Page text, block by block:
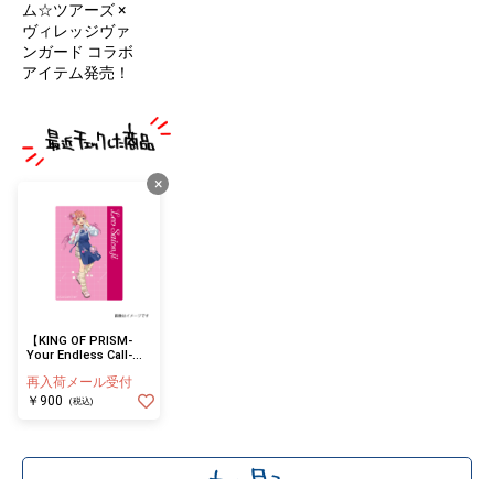
ム☆ツアーズ ×
ヴィレッジヴァ
ンガード コラボ
アイテム発売！
×
【KING OF PRISM-
Your Endless Call-み
ズム☆ツアーズ】クリ
アカード 西園寺レオ
再入荷メール受付
￥900
(税込)